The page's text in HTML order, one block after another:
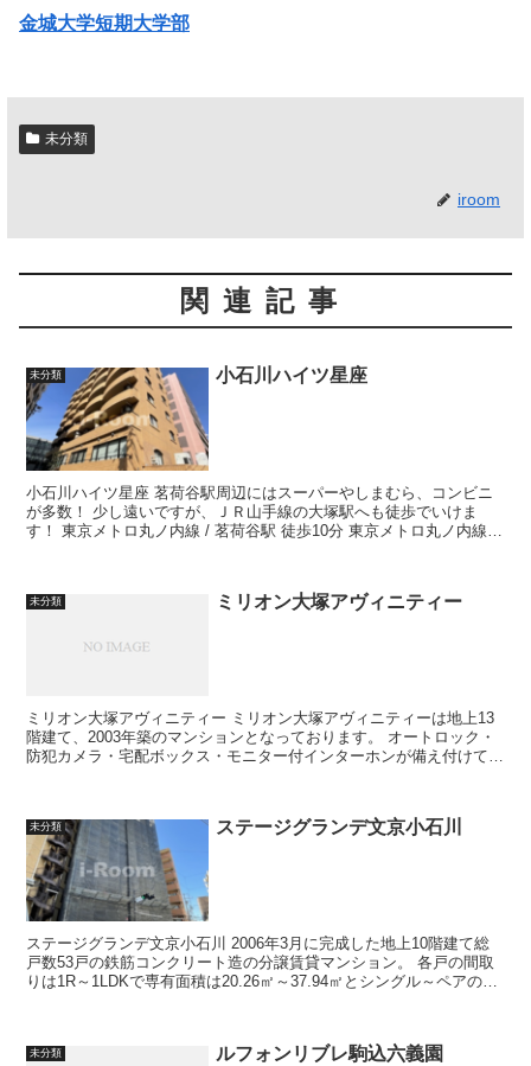
金城大学短期大学部
未分類
iroom
関連記事
未分類 小石川ハイツ星座
小石川ハイツ星座 茗荷谷駅周辺にはスーパーやしまむら、コンビニ
が多数！ 少し遠いですが、ＪＲ山手線の大塚駅へも徒歩でいけま
す！ 東京メトロ丸ノ内線 / 茗荷谷駅 徒歩10分 東京メトロ丸ノ内線 /
未分類 ミリオン大塚アヴィニティー
ミリオン大塚アヴィニティー ミリオン大塚アヴィニティーは地上13
階建て、2003年築のマンションとなっております。 オートロック・
防犯カメラ・宅配ボックス・モニター付インターホンが備え付けてお
未分類 ステージグランデ文京小石川
ステージグランデ文京小石川 2006年3月に完成した地上10階建て総
戸数53戸の鉄筋コンクリート造の分譲賃貸マンション。 各戸の間取
りは1R～1LDKで専有面積は20.26㎡～37.94㎡とシングル～ペアの方
未分類 ルフォンリブレ駒込六義園